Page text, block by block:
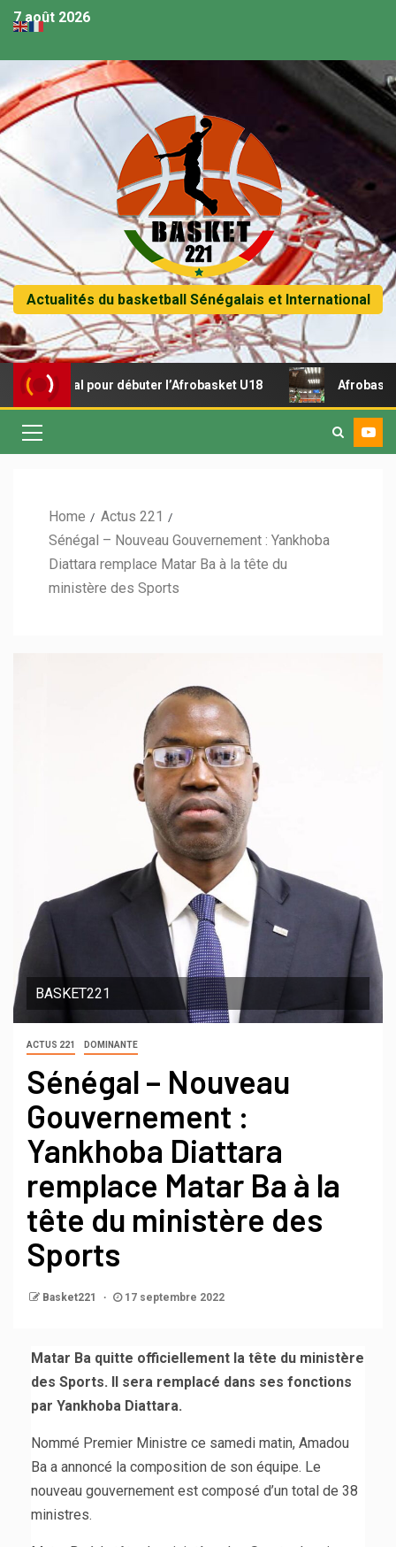
7 août 2026
Actualités du basketball Sénégalais et International
pour débuter l’Afrobasket U18 Afrobasket U18 –
Home
Actus 221
Sénégal – Nouveau Gouvernement : Yankhoba
Diattara remplace Matar Ba à la tête du
ministère des Sports
BASKET221
ACTUS 221 DOMINANTE
Sénégal – Nouveau
Gouvernement :
Yankhoba Diattara
remplace Matar Ba à la
tête du ministère des
Sports
Basket221 17 septembre 2022
Matar Ba quitte officiellement la tête du ministère
des Sports. Il sera remplacé dans ses fonctions
par Yankhoba Diattara.
Nommé Premier Ministre ce samedi matin, Amadou
Ba a annoncé la composition de son équipe. Le
nouveau gouvernement est composé d’un total de 38
ministres.